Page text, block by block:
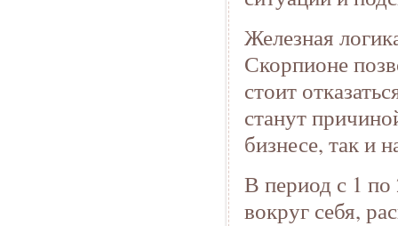
Железная
Скорпионе
стоит
станут
бизнесе, так и
В период с 1 по
вокруг себя,